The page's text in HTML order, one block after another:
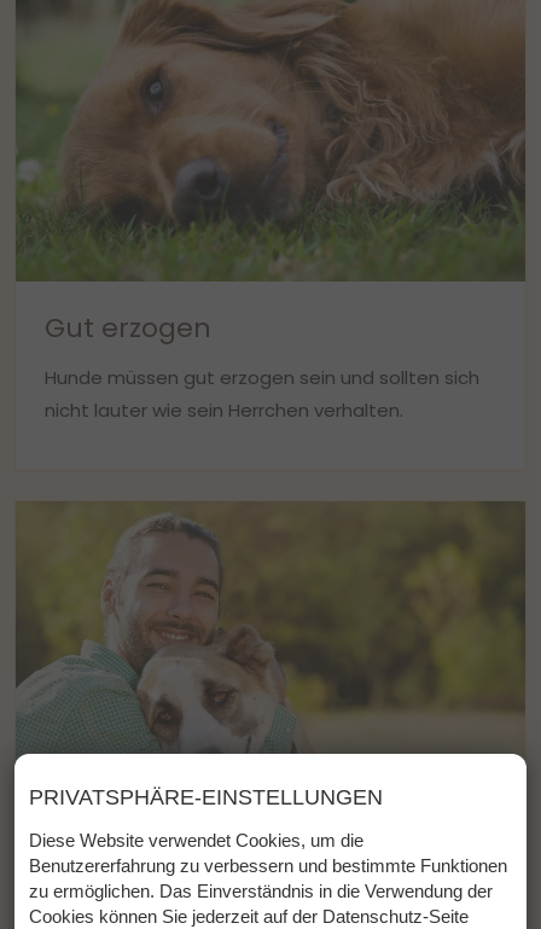
PRIVATSPHÄRE-EINSTELLUNGEN
Diese Website verwendet Cookies, um die
Benutzererfahrung zu verbessern und bestimmte Funktionen
zu ermöglichen. Das Einverständnis in die Verwendung der
Cookies können Sie jederzeit auf der Datenschutz-Seite
Gut erzogen
Hunde müssen gut erzogen sein und sollten sich
nicht lauter wie sein Herrchen verhalten.